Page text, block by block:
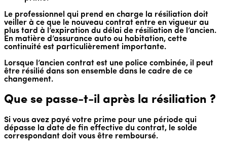
Le professionnel qui prend en charge la résiliation doit
veiller à ce que le nouveau contrat entre en vigueur au
plus tard à l’expiration du délai de résiliation de l’ancien.
En matière d’assurance auto ou habitation, cette
continuité est particulièrement importante.
Lorsque l’ancien contrat est une police combinée, il peut
être résilié dans son ensemble dans le cadre de ce
changement.
Que se passe-t-il après la résiliation ?
Si vous avez payé votre prime pour une période qui
dépasse la date de fin effective du contrat, le solde
correspondant doit vous être remboursé.